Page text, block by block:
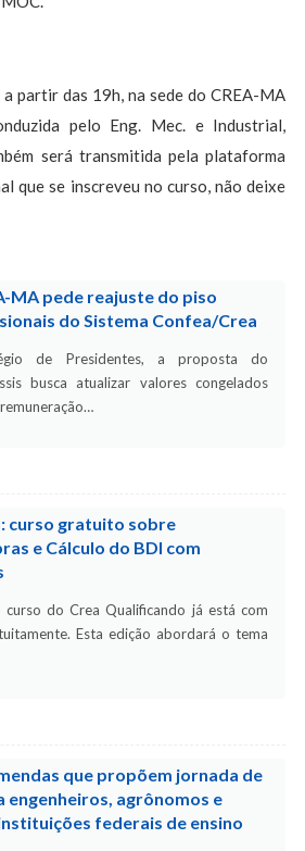
partir das 19h, na sede do CREA-MA
pelo Eng. Mec. e Industrial,
será transmitida pela plataforma
que se inscreveu no curso, não deixe
MA pede reajuste do piso
do Sistema Confea/Crea
de Presidentes, a proposta do
busca atualizar valores congelados
curso gratuito sobre
e Cálculo do BDI com
do Crea Qualificando já está com
Esta edição abordará o tema
que propõem jornada de
engenheiros, agrônomos e
federais de ensino